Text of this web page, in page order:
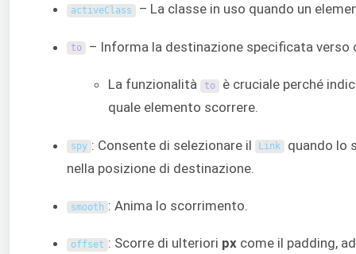
activeClass – La classe in uso quando un
to – Informa la destinazione specificata verso
La funzionalità to è cruciale perché
quale elemento scorrere.
spy : Consente di selezionare il Link
quando lo
nella posizione di destinazione.
smooth : Anima lo scorrimento.
offset : Scorre di ulteriori pxcome il padding,